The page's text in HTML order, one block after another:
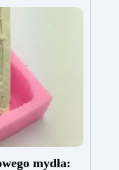
mydła: